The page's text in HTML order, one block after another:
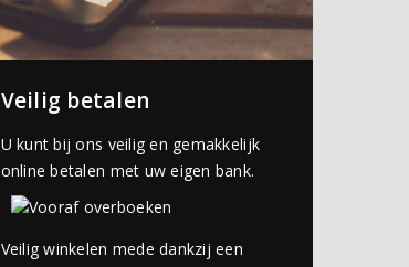
Veilig betalen
U kunt bij ons veilig en gemakkelijk
online betalen met uw eigen bank.
Veilig winkelen mede dankzij een